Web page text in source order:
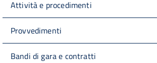
Attività e procedimenti
Provvedimenti
Bandi di gara e contratti